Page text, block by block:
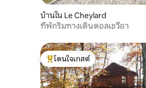
บ้านใน Le Cheylard
ที่พักริมทางเดินดอลเชวีอา
โดนใจเกสต์ที่สุด
โดนใจเกสต์